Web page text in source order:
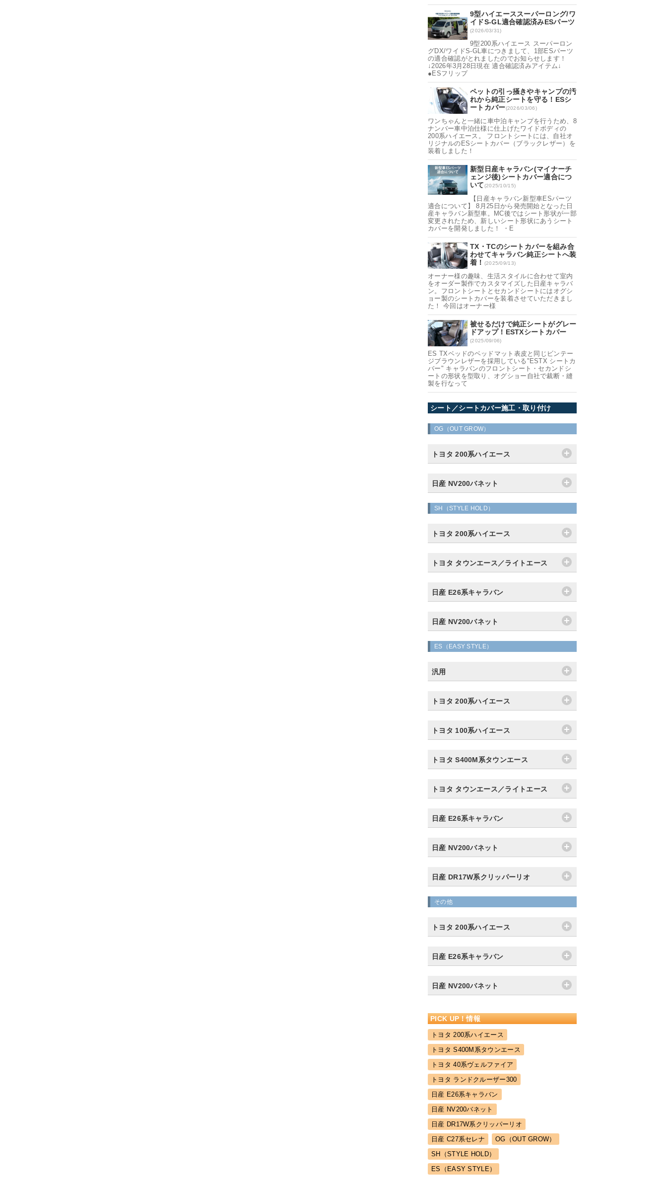
9型ハイエーススーパーロング/ワ
イドS-GL適合確認済みESパーツ
(2026/03/31)
9型200系ハイエース スーパーロン
グDX/ワイドS-GL車につきまして、1部ESパーツ
の適合確認がとれましたのでお知らせします！
↓2026年3月28日現在 適合確認済みアイテム↓
●ESフリップ
ペットの引っ掻きやキャンプの汚
れから純正シートを守る！ESシ
ートカバー(2026/03/06)
ワンちゃんと一緒に車中泊キャンプを行うため、8
ナンバー車中泊仕様に仕上げたワイドボディの
200系ハイエース。 フロントシートには、自社オ
リジナルのESシートカバー（ブラックレザー）を
装着しました！
新型日産キャラバン(マイナーチ
ェンジ後)シートカバー適合につ
いて(2025/10/15)
【日産キャラバン新型車ESパーツ
適合について】 8月25日から発売開始となった日
産キャラバン新型車。MC後ではシート形状が一部
変更されたため、新しいシート形状にあうシート
カバーを開発しました！ ・E
TX・TCのシートカバーを組み合
わせてキャラバン純正シートへ装
着！ (2025/09/13)
オーナー様の趣味、生活スタイルに合わせて室内
をオーダー製作でカスタマイズした日産キャラバ
ン。フロントシートとセカンドシートにはオグシ
ョー製のシートカバーを装着させていただきまし
た！ 今回はオーナー様
被せるだけで純正シートがグレー
ドアップ！ESTXシートカバー
(2025/09/06)
ES TXベッドのベッドマット表皮と同じビンテー
ジブラウンレザーを採用している"ESTX シートカ
バー" キャラバンのフロントシート・セカンドシ
ートの形状を型取り、オグショー自社で裁断・縫
製を行なって
シート／シートカバー施工・取り付け
OG（OUT GROW）
トヨタ 200系ハイエース
日産 NV200バネット
SH（STYLE HOLD）
トヨタ 200系ハイエース
トヨタ タウンエース／ライトエース
日産 E26系キャラバン
日産 NV200バネット
ES（EASY STYLE）
汎用
トヨタ 200系ハイエース
トヨタ 100系ハイエース
トヨタ S400M系タウンエース
トヨタ タウンエース／ライトエース
日産 E26系キャラバン
日産 NV200バネット
日産 DR17W系クリッパーリオ
その他
トヨタ 200系ハイエース
日産 E26系キャラバン
日産 NV200バネット
PICK UP！情報
トヨタ 200系ハイエース
トヨタ S400M系タウンエース
トヨタ 40系ヴェルファイア
トヨタ ランドクルーザー300
日産 E26系キャラバン
日産 NV200バネット
日産 DR17W系クリッパーリオ
日産 C27系セレナ
OG（OUT GROW）
SH（STYLE HOLD）
ES（EASY STYLE）